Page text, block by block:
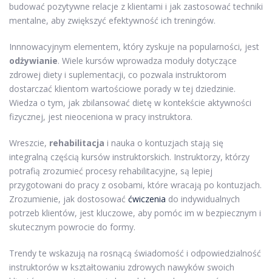
budować pozytywne relacje z klientami i jak zastosować techniki
mentalne, aby zwiększyć efektywność ich treningów.
Innnowacyjnym elementem, który zyskuje na popularności, jest
odżywianie. Wiele kursów wprowadza moduły dotyczące
zdrowej diety i suplementacji, co pozwala instruktorom
dostarczać klientom wartościowe porady w tej dziedzinie.
Wiedza o tym, jak zbilansować dietę w kontekście aktywności
fizycznej, jest nieoceniona w pracy instruktora.
Wreszcie, rehabilitacja i nauka o kontuzjach stają się
integralną częścią kursów instruktorskich. Instruktorzy, którzy
potrafią zrozumieć procesy rehabilitacyjne, są lepiej
przygotowani do pracy z osobami, które wracają po kontuzjach.
Zrozumienie, jak dostosować ćwiczenia do indywidualnych
potrzeb klientów, jest kluczowe, aby pomóc im w bezpiecznym i
skutecznym powrocie do formy.
Trendy te wskazują na rosnącą świadomość i odpowiedzialność
instruktorów w kształtowaniu zdrowych nawyków swoich